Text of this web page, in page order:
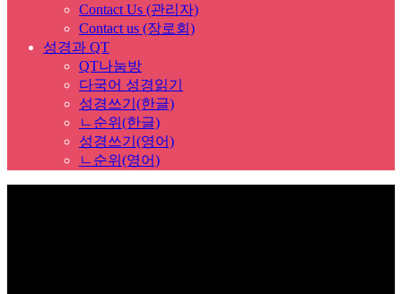
Contact Us (관리자)
Contact us (장로회)
성경과 QT
QT나눔방
다국어 성경읽기
성경쓰기(한글)
ㄴ순위(한글)
성경쓰기(영어)
ㄴ순위(영어)